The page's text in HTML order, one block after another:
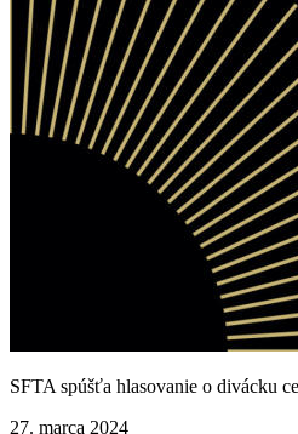
SFTA spúšťa hlasovanie o divácku
27. marca 2024